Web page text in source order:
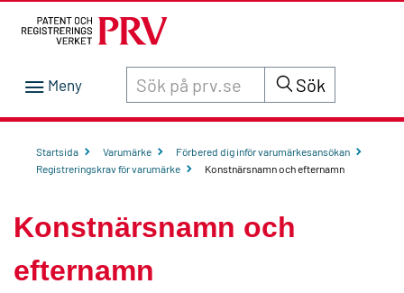
Sök innehåll på siten prv.se Sök
Startsida Varumärke
Förbered dig inför varumärkesansökan
Registreringskrav för varumärke
Konstnärsnamn och efternamn
Konstnärsnamn och
efternamn